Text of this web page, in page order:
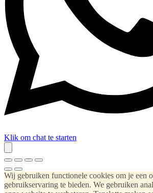
Klik om chat te starten
Wij gebruiken functionele cookies om je een
gebruikservaring te bieden. We gebruiken